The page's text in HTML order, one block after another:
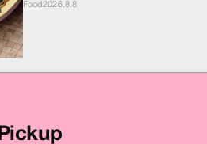
Food2026.8.8
Pickup